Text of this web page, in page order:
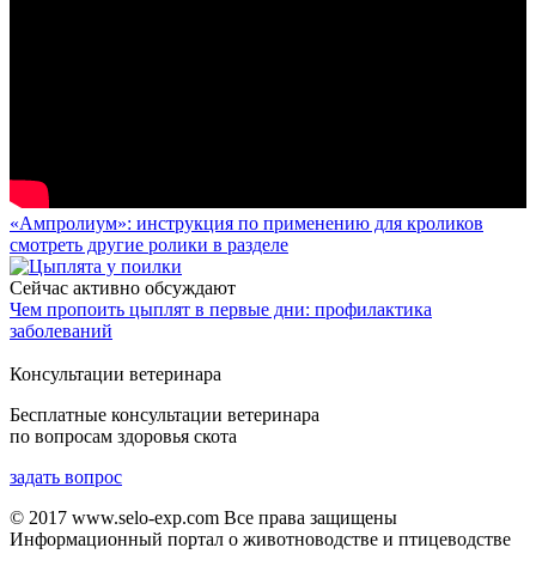
«Ампролиум»: инструкция по применению для кроликов
смотреть другие ролики в разделе
Сейчас активно обсуждают
Чем пропоить цыплят в первые дни: профилактика
заболеваний
Консультации ветеринара
Бесплатные консультации ветеринара
по вопросам здоровья скота
задать вопрос
© 2017 www.selo-exp.com Все права защищены
Информационный портал о животноводстве и птицеводстве